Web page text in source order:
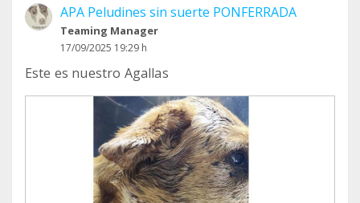
APA Peludines sin suerte PONFERRADA
Teaming Manager
17/09/2025 19:29 h
Este es nuestro Agallas